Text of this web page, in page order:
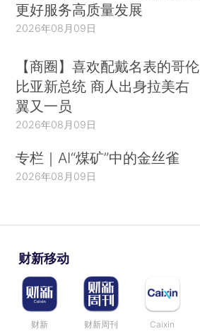
更好服务高质量发展
2026年08月09日
【商圈】喜欢配戴名表的哥伦
比亚新总统 商人出身拉美右
翼又一员
2026年08月09日
专栏｜AI“煤矿”中的金丝雀
2026年08月09日
财新移动
财新 财新周刊 Caixin